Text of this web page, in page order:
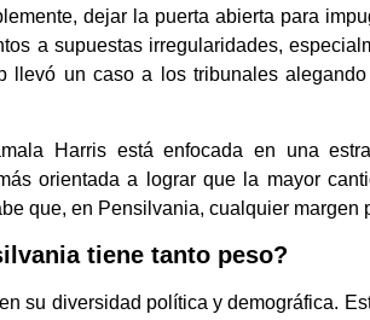
dejar la puerta abierta para
a supuestas irregularidades,
llevó un caso a los tribunales
Harris está enfocada en una
orientada a lograr que la mayor
que, en Pensilvania, cualquier margen
tiene tanto peso?
su diversidad política y demográfica.